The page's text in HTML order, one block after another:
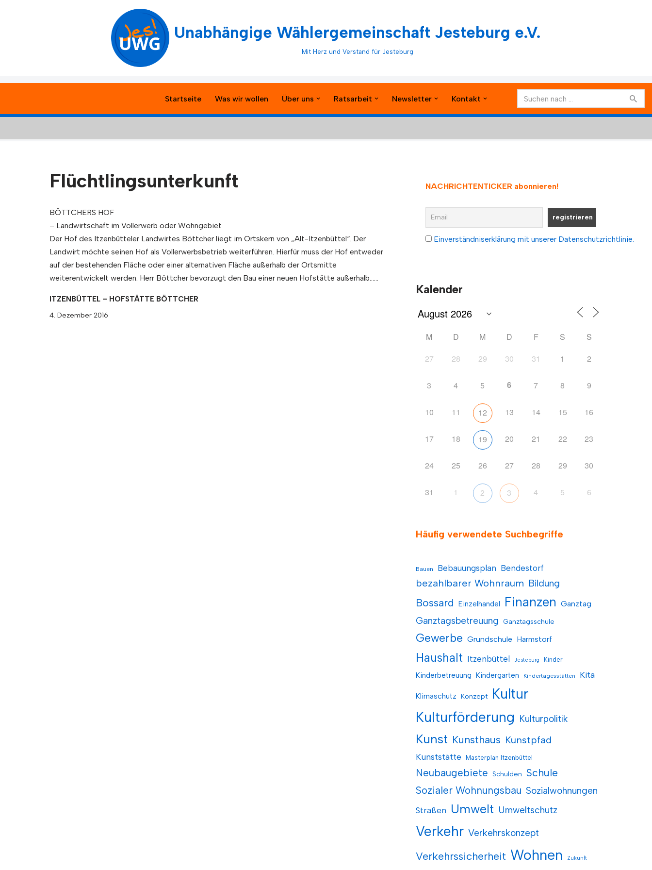
Unabhängige Wählergemeinschaft Jesteburg e.V.
Mit Herz und Verstand für Jesteburg
Startseite Was wir wollen Über uns Ratsarbeit Newsletter Kontakt
Flüchtlingsunterkunft
BÖTTCHERS HOF
– Landwirtschaft im Vollerwerb oder Wohngebiet
Der Hof des Itzenbütteler Landwirtes Böttcher liegt im Ortskern von „Alt-Itzenbüttel“. Der
Landwirt möchte seinen Hof als Vollerwerbsbetrieb weiterführen. Hierfür muss der Hof entweder
auf der bestehenden Fläche oder einer alternativen Fläche außerhalb der Ortsmitte
weiterentwickelt werden. Herr Böttcher bevorzugt den Bau einer neuen Hofstätte außerhalb……
ITZENBÜTTEL – HOFSTÄTTE BÖTTCHER
4. Dezember 2016
NACHRICHTENTICKER abonnieren!
Einverständniserklärung mit unserer Datenschutzrichtlinie.
Kalender
M D M D F S
S
27
28 29 30 31 1 2
3 4 5 6 7 8 9
10 11 12 13 14 15 16
17 18 19 20 21 22 23
24 25 26 27 28 29 30
31 1 2 3 4 5 6
Häufig verwendete Suchbegriffe
Bauen Bebauungsplan Bendestorf
bezahlbarer Wohnraum Bildung
Bossard Einzelhandel Finanzen Ganztag
Ganztagsbetreuung Ganztagsschule
Gewerbe Grundschule Harmstorf
Haushalt Itzenbüttel Jesteburg Kinder
Kinderbetreuung Kindergarten Kindertagesstätten Kita
Klimaschutz Konzept
Kultur
Kulturförderung Kulturpolitik
Kunst Kunsthaus Kunstpfad
Kunststätte Masterplan Itzenbüttel
Neubaugebiete Schulden
Schule
Sozialer Wohnungsbau Sozialwohnungen
Straßen Umwelt Umweltschutz
Verkehr Verkehrskonzept
Verkehrssicherheit Wohnen Zukunft